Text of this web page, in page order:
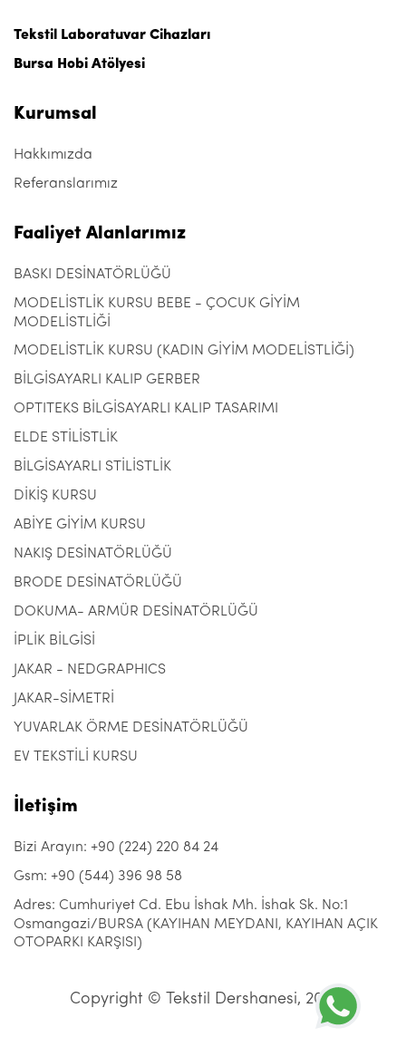
Tekstil Laboratuvar Cihazları
Bursa Hobi Atölyesi
Kurumsal
Hakkımızda
Referanslarımız
Faaliyet Alanlarımız
BASKI DESİNATÖRLÜĞÜ
MODELİSTLİK KURSU BEBE - ÇOCUK GİYİM
MODELİSTLİĞİ
MODELİSTLİK KURSU (KADIN GİYİM MODELİSTLİĞİ)
BİLGİSAYARLI KALIP GERBER
OPTITEKS BİLGİSAYARLI KALIP TASARIMI
ELDE STİLİSTLİK
BİLGİSAYARLI STİLİSTLİK
DİKİŞ KURSU
ABİYE GİYİM KURSU
NAKIŞ DESİNATÖRLÜĞÜ
BRODE DESİNATÖRLÜĞÜ
DOKUMA- ARMÜR DESİNATÖRLÜĞÜ
İPLİK BİLGİSİ
JAKAR - NEDGRAPHICS
JAKAR-SİMETRİ
YUVARLAK ÖRME DESİNATÖRLÜĞÜ
EV TEKSTİLİ KURSU
İletişim
Bizi Arayın: +90 (224) 220 84 24
Gsm: +90 (544) 396 98 58
Adres: Cumhuriyet Cd. Ebu İshak Mh. İshak Sk. No:1
Osmangazi/BURSA (KAYIHAN MEYDANI, KAYIHAN AÇIK
OTOPARKI KARŞISI)
Copyright © Tekstil Dershanesi, 2021